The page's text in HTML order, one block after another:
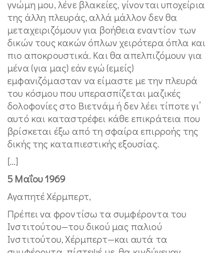
γνώμη μου, λένε βλακείες, γίνονται υποχείρια
της άλλη πλευράς, αλλά μάλλον δεν θα
μεταχειριζόμουν για βοήθεια εναντίον των
δικών τους κακών όπλων χειρότερα όπλα και
πιο αποκρουστικά. Και θα απελπιζόμουν για
μένα (για μας) εάν εγώ (εμείς)
εμφανιζόμασταν να είμαστε με την πλευρά
του κόσμου που υπερασπίζεται μαζικές
δολοφονίες στο Βιετνάμ ή δεν λέει τίποτε γι’
αυτό και καταστρέφει κάθε επικράτεια που
βρίσκεται έξω από τη σφαίρα επιρροής της
δικής της καταπιεστικής εξουσίας.
[…]
5 Μαΐου 1969
Αγαπητέ Χέρμπερτ,
Πρέπει να φροντίσω τα συμφέροντα του
Ινστιτούτου—του δικού μας παλιού
Ινστιτούτου, Χέρμπερτ—και αυτά τα